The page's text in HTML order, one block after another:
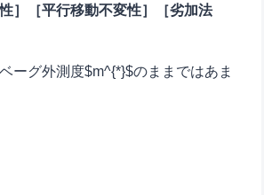
］［平行移動不変性］［劣加法
ーグ外測度$m^{*}$のままではあま